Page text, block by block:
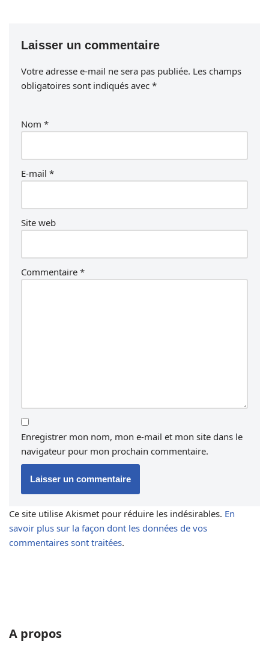
Laisser un commentaire
Votre adresse e-mail ne sera pas publiée. Les champs
obligatoires sont indiqués avec *
Nom *
E-mail *
Site web
Commentaire *
Enregistrer mon nom, mon e-mail et mon site dans le
navigateur pour mon prochain commentaire.
Ce site utilise Akismet pour réduire les indésirables. En
savoir plus sur la façon dont les données de vos
commentaires sont traitées.
A propos